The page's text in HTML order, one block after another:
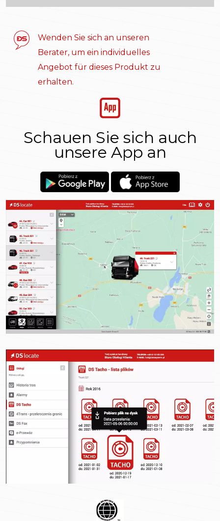
Wenden Sie sich an unseren
Berater, um ein individuelles
Angebot für dieses Produkt zu
erhalten.
Schauen Sie sich auch
unsere App an